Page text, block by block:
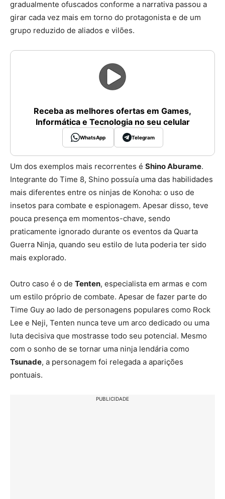
gradualmente ofuscados conforme a narrativa passou a
girar cada vez mais em torno do protagonista e de um
grupo reduzido de aliados e vilões.
Receba as melhores ofertas em Games,
Informática e Tecnologia no seu celular
WhatsApp Telegram
Um dos exemplos mais recorrentes é Shino Aburame.
Integrante do Time 8, Shino possuía uma das habilidades
mais diferentes entre os ninjas de Konoha: o uso de
insetos para combate e espionagem. Apesar disso, teve
pouca presença em momentos-chave, sendo
praticamente ignorado durante os eventos da Quarta
Guerra Ninja, quando seu estilo de luta poderia ter sido
mais explorado.
Outro caso é o de Tenten, especialista em armas e com
um estilo próprio de combate. Apesar de fazer parte do
Time Guy ao lado de personagens populares como Rock
Lee e Neji, Tenten nunca teve um arco dedicado ou uma
luta decisiva que mostrasse todo seu potencial. Mesmo
com o sonho de se tornar uma ninja lendária como
Tsunade, a personagem foi relegada a aparições
pontuais.
PUBLICIDADE